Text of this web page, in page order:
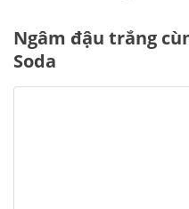
Ngâm đậu trắng
Soda